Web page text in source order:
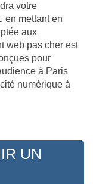
votre
en mettant en
aux
web pas cher est
pour
à Paris
numérique à
UN